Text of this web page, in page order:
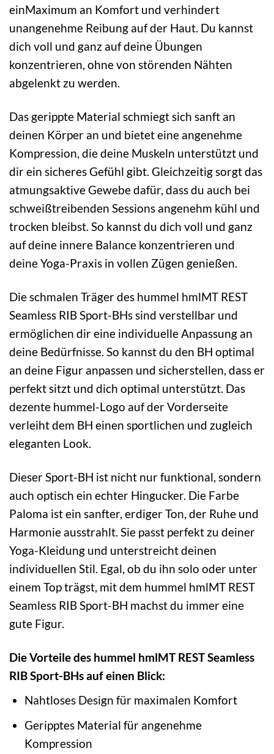
einMaximum an Komfort und verhindert
unangenehme Reibung auf der Haut. Du kannst
dich voll und ganz auf deine Übungen
konzentrieren, ohne von störenden Nähten
abgelenkt zu werden.
Das gerippte Material schmiegt sich sanft an
deinen Körper an und bietet eine angenehme
Kompression, die deine Muskeln unterstützt und
dir ein sicheres Gefühl gibt. Gleichzeitig sorgt das
atmungsaktive Gewebe dafür, dass du auch bei
schweißtreibenden Sessions angenehm kühl und
trocken bleibst. So kannst du dich voll und ganz
auf deine innere Balance konzentrieren und
deine Yoga-Praxis in vollen Zügen genießen.
Die schmalen Träger des hummel hmlMT REST
Seamless RIB Sport-BHs sind verstellbar und
ermöglichen dir eine individuelle Anpassung an
deine Bedürfnisse. So kannst du den BH optimal
an deine Figur anpassen und sicherstellen, dass er
perfekt sitzt und dich optimal unterstützt. Das
dezente hummel-Logo auf der Vorderseite
verleiht dem BH einen sportlichen und zugleich
eleganten Look.
Dieser Sport-BH ist nicht nur funktional, sondern
auch optisch ein echter Hingucker. Die Farbe
Paloma ist ein sanfter, erdiger Ton, der Ruhe und
Harmonie ausstrahlt. Sie passt perfekt zu deiner
Yoga-Kleidung und unterstreicht deinen
individuellen Stil. Egal, ob du ihn solo oder unter
einem Top trägst, mit dem hummel hmlMT REST
Seamless RIB Sport-BH machst du immer eine
gute Figur.
Die Vorteile des hummel hmlMT REST Seamless
RIB Sport-BHs auf einen Blick:
Nahtloses Design für maximalen Komfort
Geripptes Material für angenehme
Kompression